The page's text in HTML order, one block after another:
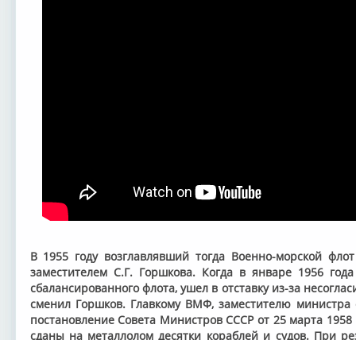
В 1955 году возглавлявший тогда Военно-морской
заместителем С.Г. Горшкова. Когда в январе 1956
сбалансированного флота, ушел в отставку из-за
сменил Горшков. Главкому ВМФ, заместителю
постановление Совета Министров СССР от 25 марта
сданы на металлолом десятки кораблей и судов. При